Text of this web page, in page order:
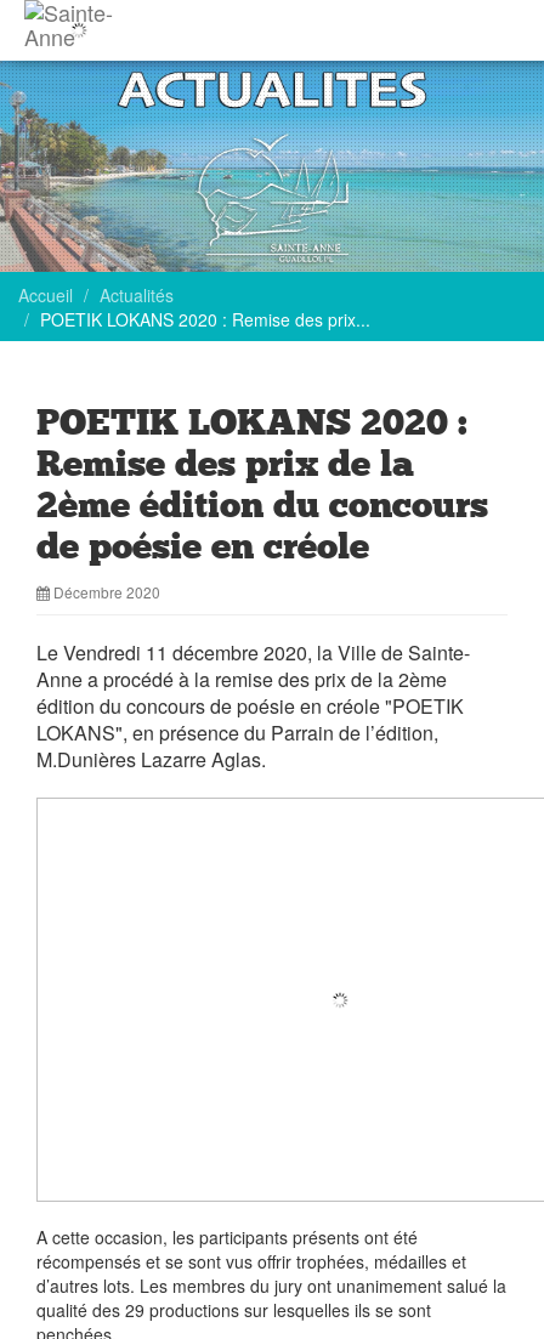
Accueil
Actualités
POETIK LOKANS 2020 : Remise des prix...
POETIK LOKANS 2020 :
Remise des prix de la
2ème édition du concours
de poésie en créole
Décembre 2020
Le Vendredi 11 décembre 2020, la Ville de Sainte-
Anne a procédé à la remise des prix de la 2ème
édition du concours de poésie en créole "POETIK
LOKANS", en présence du Parrain de l’édition,
M.Dunières Lazarre Aglas.
A cette occasion, les participants présents ont été
récompensés et se sont vus offrir trophées, médailles et
d’autres lots. Les membres du jury ont unanimement salué la
qualité des 29 productions sur lesquelles ils se sont